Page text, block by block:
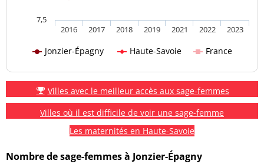
Jonzier-Épagny Haute-Savoie France
2016 2017 2018 2019 2021 2022 2023
7,5
Villes avec le meilleur accès aux sage-femmes
Villes où il est difficile de voir une sage-femme
Les maternités en Haute-Savoie
Nombre de sage-femmes à Jonzier-Épagny